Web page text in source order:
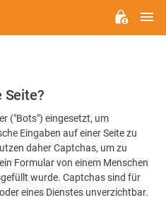
Seite?
("Bots") eingesetzt, um
Eingaben auf einer Seite zu
daher Captchas, um zu
Formular von einem Menschen
wurde. Captchas sind für
eines Dienstes unverzichtbar.